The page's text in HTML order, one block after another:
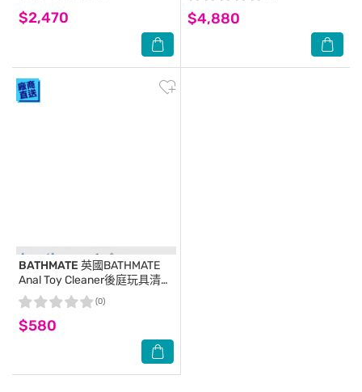
$2,470 $4,880
BATHMATE 英國BATHMATE
Anal Toy Cleaner後庭玩具清潔
液 100ml BM-AC-100
$580
(0)